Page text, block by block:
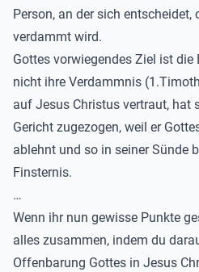
Person, an der sich entscheidet,
verdammt wird.
Gottes vorwiegendes Ziel ist die
nicht ihre Verdammnis
auf Jesus Christus vertraut, hat
Gericht zugezogen, weil er
ablehnt und so in seiner Sünde
Finsternis.
…
Wenn ihr nun gewisse Punkte
alles zusammen, indem du
Offenbarung Gottes in Jesus